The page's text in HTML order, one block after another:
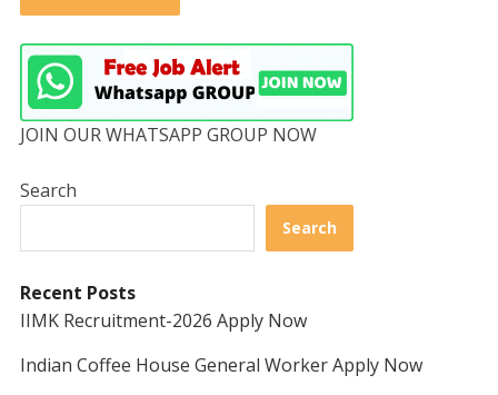
JOIN OUR WHATSAPP GROUP NOW
Search
Search
Recent Posts
IIMK Recruitment-2026 Apply Now
Indian Coffee House General Worker Apply Now